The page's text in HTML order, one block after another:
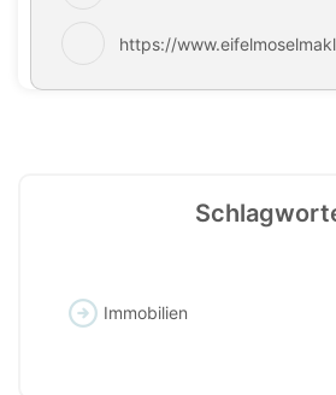
https://
Immobilien